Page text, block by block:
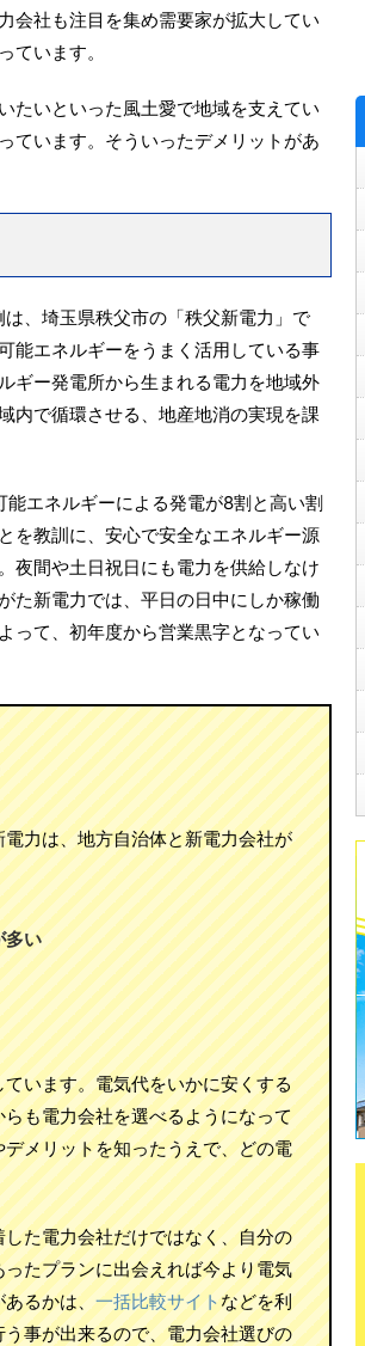
会社も注目を集め需要家が拡大してい
ています。
たいといった風土愛で地域を支えてい
ています。そういったデメリットがあ
、埼玉県秩父市の「秩父新電力」で
能エネルギーをうまく活用している事
ギー発電所から生まれる電力を地域外
内で循環させる、地産地消の実現を課
エネルギーによる発電が8割と高い割
を教訓に、安心で安全なエネルギー源
夜間や土日祝日にも電力を供給しなけ
た新電力では、平日の日中にしか稼働
って、初年度から営業黒字となってい
力は、地方自治体と新電力会社が
多い
います。電気代をいかに安くする
も電力会社を選べるようになって
メリットを知ったうえで、どの電
た電力会社だけではなく、自分の
たプランに出会えれば今より電気
あるかは、一括比較サイトなどを利
事が出来るので、電力会社選びの